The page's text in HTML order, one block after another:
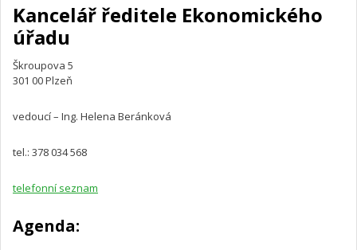
Kancelář ředitele Ekonomického
úřadu
Škroupova 5
301 00 Plzeň
vedoucí – Ing. Helena Beránková
tel.: 378 034 568
telefonní seznam
Agenda: